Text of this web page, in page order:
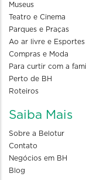
Museus
Teatro e Cinema
Parques e Praças
Ao ar livre e Esportes
Compras e Moda
Para curtir com a
Perto de BH
Roteiros
Saiba Mais
Sobre a Belotur
Contato
Negócios em BH
Blog